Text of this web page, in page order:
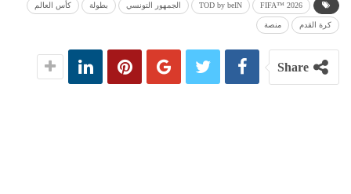
FIFA™ 2026
TOD by beIN الجمهور التونسي بطولة كأس العالم
كرة القدم منصة
Share